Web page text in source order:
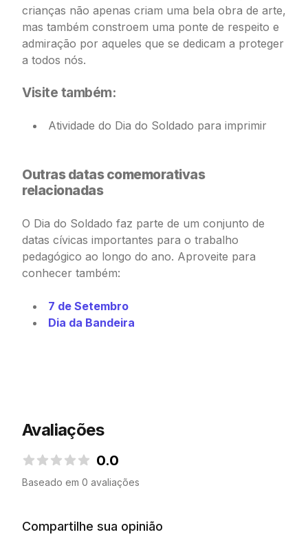
crianças não apenas criam uma bela obra de arte,
mas também constroem uma ponte de respeito e
admiração por aqueles que se dedicam a proteger
a todos nós.
Visite também:
Atividade do Dia do Soldado para imprimir
Outras datas comemorativas
relacionadas
O Dia do Soldado faz parte de um conjunto de
datas cívicas importantes para o trabalho
pedagógico ao longo do ano. Aproveite para
conhecer também:
7 de Setembro
Dia da Bandeira
Avaliações
0.0
Baseado em 0 avaliações
Compartilhe sua opinião